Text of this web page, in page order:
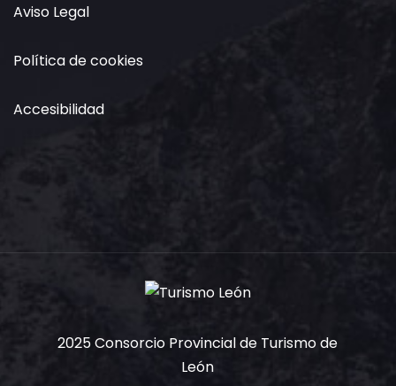
Aviso Legal
Política de cookies
Accesibilidad
2025 Consorcio Provincial de Turismo de
León